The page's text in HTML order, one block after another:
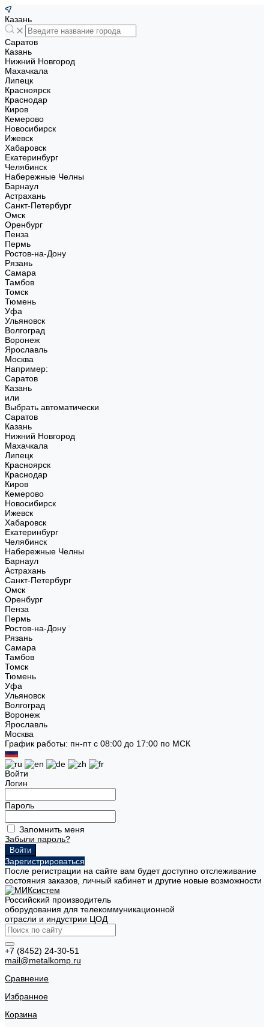
Казань
Саратов
Казань
Нижний Новгород
Махачкала
Липецк
Красноярск
Краснодар
Киров
Кемерово
Новосибирск
Ижевск
Хабаровск
Екатеринбург
Челябинск
Набережные Челны
Барнаул
Астрахань
Санкт-Петербург
Омск
Оренбург
Пенза
Пермь
Ростов-на-Дону
Рязань
Самара
Тамбов
Томск
Тюмень
Уфа
Ульяновск
Волгоград
Воронеж
Ярославль
Москва
Например:
Саратов
Казань
или
Выбрать автоматически
Саратов
Казань
Нижний Новгород
Махачкала
Липецк
Красноярск
Краснодар
Киров
Кемерово
Новосибирск
Ижевск
Хабаровск
Екатеринбург
Челябинск
Набережные Челны
Барнаул
Астрахань
Санкт-Петербург
Омск
Оренбург
Пенза
Пермь
Ростов-на-Дону
Рязань
Самара
Тамбов
Томск
Тюмень
Уфа
Ульяновск
Волгоград
Воронеж
Ярославль
Москва
График работы: пн-пт с 08:00 до 17:00 по МСК
Войти
Логин
Пароль
Запомнить меня
Забыли пароль?
Зарегистрироваться
После регистрации на сайте вам будет доступно отслеживание
состояния заказов, личный кабинет и другие новые возможности
Российский производитель
оборудования для телекоммуникационной
отрасли и индустрии ЦОД
+7 (8452) 24-30-51
mail@metalkomp.ru
Сравнение
Избранное
Корзина